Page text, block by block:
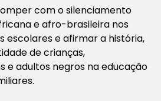
com o silenciamento
e afro-brasileira nos
escolares e afirmar a história,
de crianças,
e adultos negros na educação